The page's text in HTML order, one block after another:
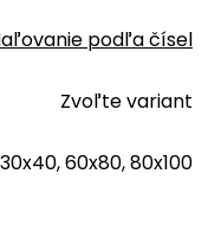
podľa čísel
Zvoľte variant
60x80, 80x100